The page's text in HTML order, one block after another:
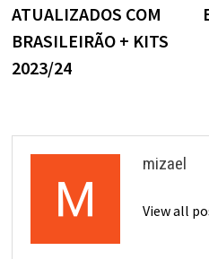
ATUALIZADOS COM
BRASILEIRÃO + KITS
2023/24
mizael
View all